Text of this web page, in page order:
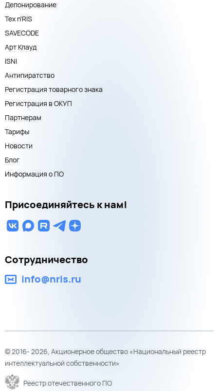
Депонирование
Тех n'RIS
SAVECODE
Арт Клауд
ISNI
Антипиратство
Регистрация товарного знака
Регистрация в ОКУП
Партнерам
Тарифы
Новости
Блог
Информация о ПО
Присоединяйтесь к нам!
Сотрудничество
info@nris.ru
© 2016- 2026, Акционерное общество «Национальный реестр
интеллектуальной собственности»
Реестр отечественного ПО